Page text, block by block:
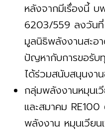
หลังจากมีเรื่องนี้
6203/559 ลงวัน
มูลนิธิพลังงานสะอ
ปัญหากับการขอรับ
ได้ร่วมสนับสนุนงา
กลุ่มพลังงานหมุนเ
และสมาคม RE100
พลังงาน หมุนเวียน